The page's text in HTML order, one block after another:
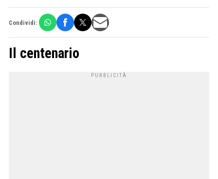
Condividi:
Il centenario